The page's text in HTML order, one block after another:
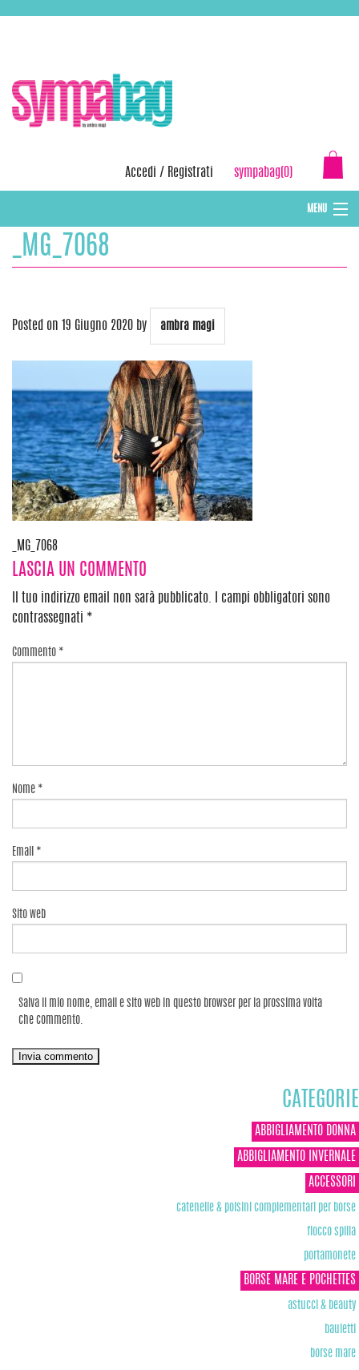
Accedi / Registrati sympabag(0)
MENU
CAPPELLI INVERNALI DONNA
_MG_7068
Posted on 19 Giugno 2020 by ambra magi
Navigazione
articoli
_MG_7068
LASCIA UN COMMENTO
Il tuo indirizzo email non sarà pubblicato.
I campi obbligatori sono
contrassegnati *
Commento *
Nome *
Email *
Sito web
Salva il mio nome, email e sito web in questo browser per la prossima volta
che commento.
CATEGORIE
ABBIGLIAMENTO DONNA
ABBIGLIAMENTO INVERNALE
ACCESSORI
catenelle & polsini complementari per borse
fiocco spilla
portamonete
BORSE MARE E POCHETTES
astucci & beauty
bauletti
borse mare